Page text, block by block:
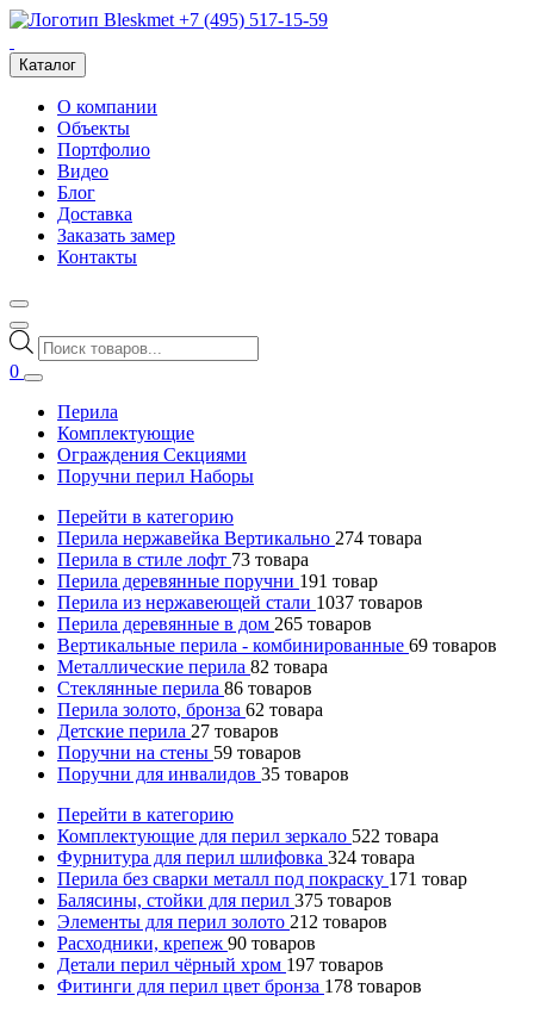
+7 (495) 517-15-59
Каталог
О компании
Объекты
Портфолио
Видео
Блог
Доставка
Заказать замер
Контакты
Поиск
товаров
0
Перила
Комплектующие
Ограждения Секциями
Поручни перил Наборы
Перейти в категорию
Перила нержавейка Вертикально 274 товара
Перила в стиле лофт 73 товара
Перила деревянные поручни 191 товар
Перила из нержавеющей стали 1037 товаров
Перила деревянные в дом 265 товаров
Вертикальные перила - комбинированные 69 товаров
Металлические перила 82 товара
Стеклянные перила 86 товаров
Перила золото, бронза 62 товара
Детские перила 27 товаров
Поручни на стены 59 товаров
Поручни для инвалидов 35 товаров
Перейти в категорию
Комплектующие для перил зеркало 522 товара
Фурнитура для перил шлифовка 324 товара
Перила без сварки металл под покраску 171 товар
Балясины, стойки для перил 375 товаров
Элементы для перил золото 212 товаров
Расходники, крепеж 90 товаров
Детали перил чёрный хром 197 товаров
Фитинги для перил цвет бронза 178 товаров